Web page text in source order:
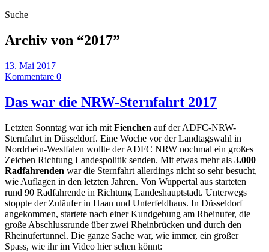
Suche
Archiv von “2017”
13. Mai 2017
Kommentare 0
Das war die NRW-Sternfahrt 2017
Letzten Sonntag war ich mit Fienchen auf der ADFC-NRW-
Sternfahrt in Düsseldorf. Eine Woche vor der Landtagswahl in
Nordrhein-Westfalen wollte der ADFC NRW nochmal ein großes
Zeichen Richtung Landespolitik senden. Mit etwas mehr als 3.000
Radfahrenden war die Sternfahrt allerdings nicht so sehr besucht,
wie Auflagen in den letzten Jahren. Von Wuppertal aus starteten
rund 90 Radfahrende in Richtung Landeshauptstadt. Unterwegs
stoppte der Zuläufer in Haan und Unterfeldhaus. In Düsseldorf
angekommen, startete nach einer Kundgebung am Rheinufer, die
große Abschlussrunde über zwei Rheinbrücken und durch den
Rheinufertunnel. Die ganze Sache war, wie immer, ein großer
Spass, wie ihr im Video hier sehen könnt: